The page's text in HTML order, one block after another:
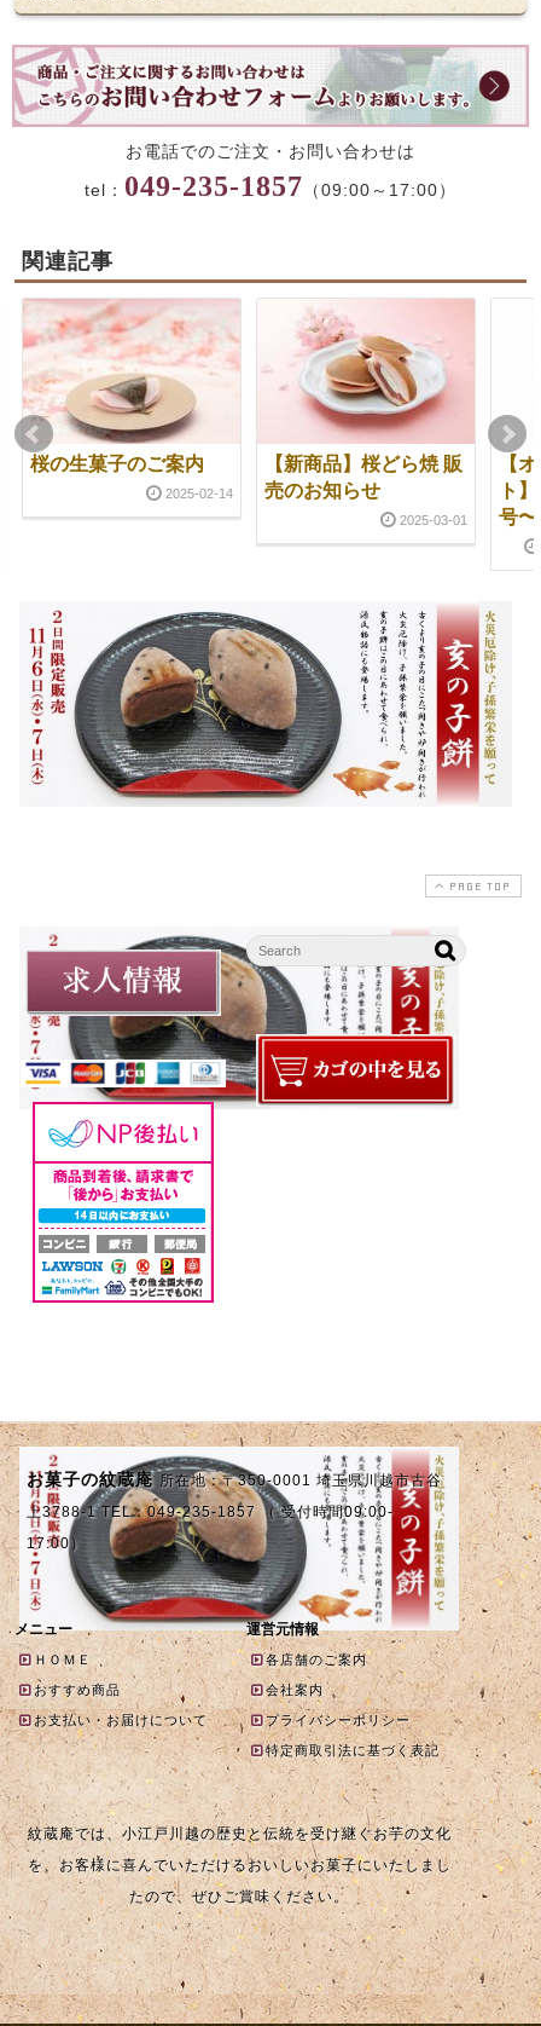
お電話でのご注文・お問い合わせは
tel： 049-235-1857 （09:00～17:00）
関連記事
桜の生菓子のご案内
2025-02-14
【新商品】桜どら焼 販
売のお知らせ
2025-03-01
【
ト
号
PAGE TOP
お菓子の紋蔵庵 所在地：〒350-0001 埼玉県川越市古谷
上3788-1 TEL：049-235-1857 （ 受付時間09:00-
17:00）
メニュー
ＨＯＭＥ
おすすめ商品
お支払い・お届けについて
運営元情報
各店舗のご案内
会社案内
プライバシーポリシー
特定商取引法に基づく表記
紋蔵庵では、小江戸川越の歴史と伝統を受け継ぐお芋の文化
を、お客様に喜んでいただけるおいしいお菓子にいたしまし
たので、ぜひご賞味ください。